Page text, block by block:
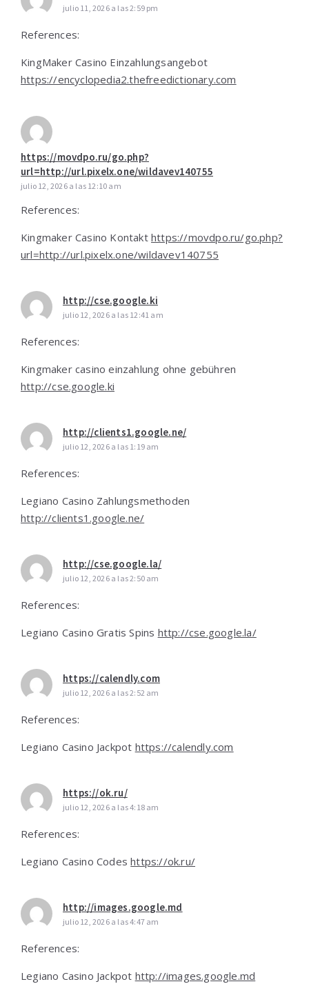
julio 11, 2026 a las 2:59 pm
References:
KingMaker Casino Einzahlungsangebot
https://encyclopedia2.thefreedictionary.com
https://movdpo.ru/go.php?
url=http://url.pixelx.one/wildavev140755
julio 12, 2026 a las 12:10 am
References:
Kingmaker Casino Kontakt https://movdpo.ru/go.php?
url=http://url.pixelx.one/wildavev140755
http://cse.google.ki
julio 12, 2026 a las 12:41 am
References:
Kingmaker casino einzahlung ohne gebühren
http://cse.google.ki
http://clients1.google.ne/
julio 12, 2026 a las 1:19 am
References:
Legiano Casino Zahlungsmethoden
http://clients1.google.ne/
http://cse.google.la/
julio 12, 2026 a las 2:50 am
References:
Legiano Casino Gratis Spins http://cse.google.la/
https://calendly.com
julio 12, 2026 a las 2:52 am
References:
Legiano Casino Jackpot https://calendly.com
https://ok.ru/
julio 12, 2026 a las 4:18 am
References:
Legiano Casino Codeshttps://ok.ru/
http://images.google.md
julio 12, 2026 a las 4:47 am
References:
Legiano Casino Jackpot http://images.google.md